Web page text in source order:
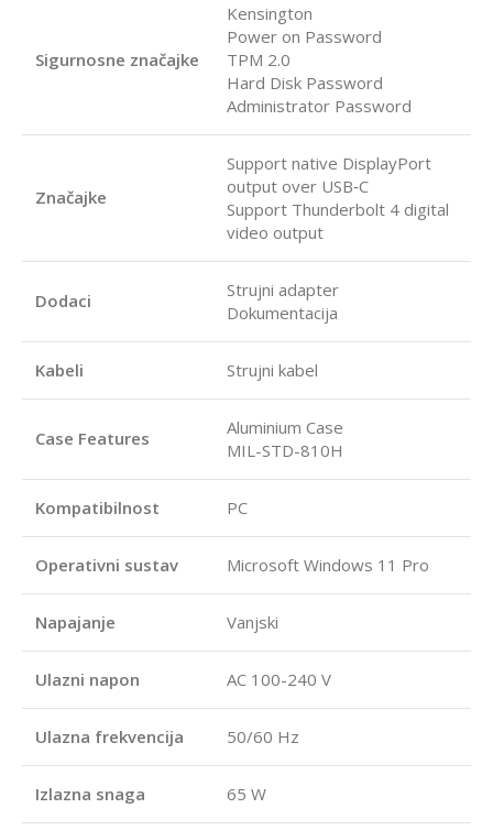
Sigurnosne značajke
Kensington
Power on Password
TPM 2.0
Hard Disk Password
Administrator Password
Značajke
Support native DisplayPort
output over USB‑C
Support Thunderbolt 4 digital
video output
Dodaci
Strujni adapter
Dokumentacija
Kabeli Strujni kabel
Case Features
Aluminium Case
MIL-STD-810H
Kompatibilnost PC
Operativni sustav Microsoft Windows 11 Pro
Napajanje Vanjski
Ulazni napon AC 100-240 V
Ulazna frekvencija 50/60 Hz
Izlazna snaga 65 W